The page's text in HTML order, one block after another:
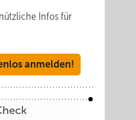
Infos für
anmelden!